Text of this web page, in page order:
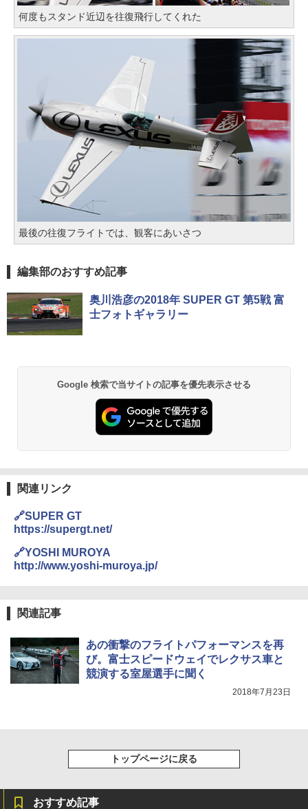
何度もスタンド近辺を往復飛行してくれた
最後の往復フライトでは、観客にあいさつ
編集部のおすすめ記事
奥川浩彦の2018年 SUPER GT 第5戦 富
士フォトギャラリー
Google 検索で当サイトの記事を優先表示させる
関連リンク
🔗SUPER GT
https://supergt.net/
🔗YOSHI MUROYA
http://www.yoshi-muroya.jp/
関連記事
あの衝撃のフライトパフォーマンスを再
び。富士スピードウェイでレクサス車と
競演する室屋選手に聞く
2018年7月23日
トップページに戻る
おすすめ記事